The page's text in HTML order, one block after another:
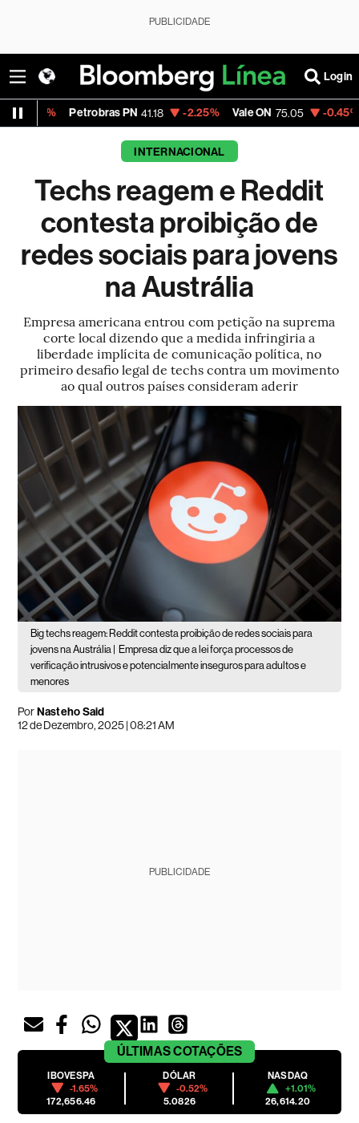
PUBLICIDADE
Login
Petrobras PN 41.18 -2.25% Vale ON 75.05 -0.45% Itaú PN
INTERNACIONAL
Techs reagem e Reddit
contesta proibição de
redes sociais para jovens
na Austrália
Empresa americana entrou com petição na suprema
corte local dizendo que a medida infringiria a
liberdade implícita de comunicação política, no
primeiro desafio legal de techs contra um movimento
ao qual outros países consideram aderir
Big techs reagem: Reddit contesta proibição de redes sociais para
jovens na Austrália |
Empresa diz que a lei força processos de
verificação intrusivos e potencialmente inseguros para adultos e
menores
PorNasteho Said
12 de Dezembro, 2025 | 08:21 AM
PUBLICIDADE
ÚLTIMASCOTAÇÕES
IBOVESPA
-1.65%
172,656.46
DÓLAR
-0.52%
5.0826
NASDAQ
+1.01%
26,614.20